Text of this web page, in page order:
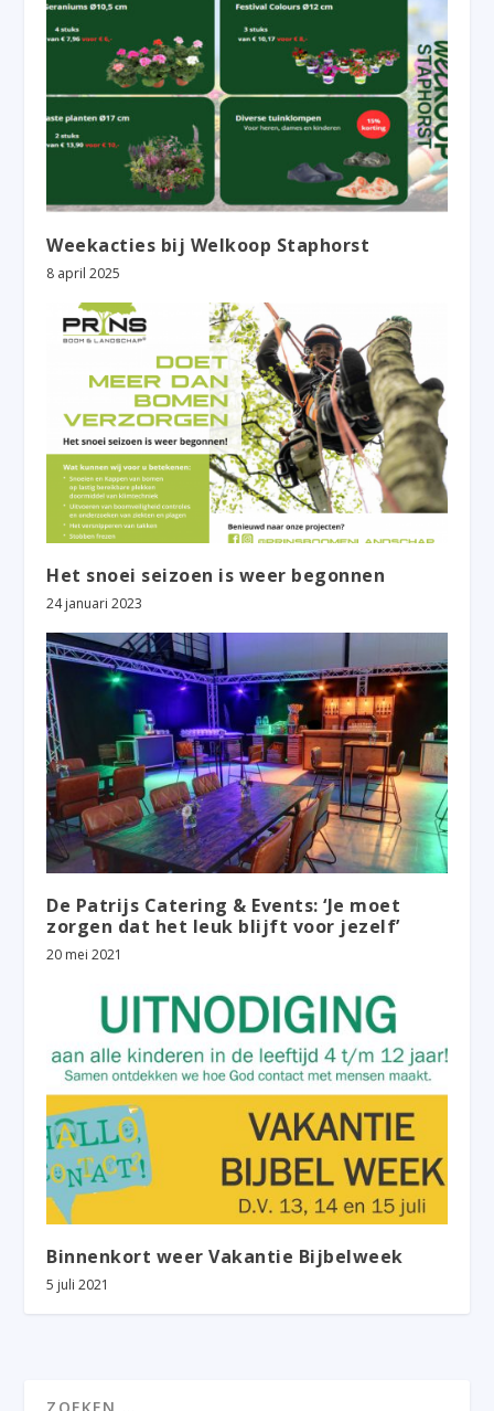
Weekacties bij Welkoop Staphorst
8 april 2025
Het snoei seizoen is weer begonnen
24 januari 2023
De Patrijs Catering & Events: ‘Je moet
zorgen dat het leuk blijft voor jezelf’
20 mei 2021
Binnenkort weer Vakantie Bijbelweek
5 juli 2021